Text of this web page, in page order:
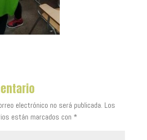
electrónico no será publicada. Los
están marcados con *